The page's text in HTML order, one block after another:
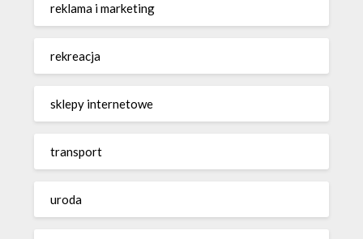
reklama i marketing
rekreacja
sklepy internetowe
transport
uroda